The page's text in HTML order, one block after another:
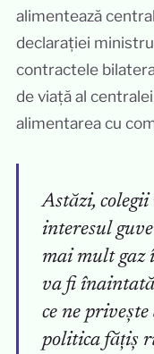
alimentează
declarației
contractele
de viață al
alimentarea cu
Astăzi,
interesul
mai mult gaz
va fi
ce ne
politica fățiș